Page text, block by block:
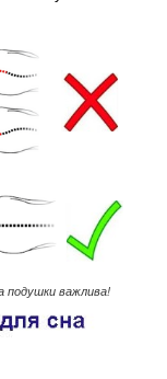
подушки важлива!